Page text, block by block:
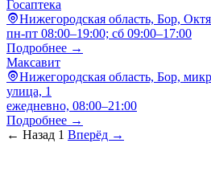
Госаптека
Нижегородская область, Бор,
пн-пт 08:00–19:00; сб 09:00–17:00
Подробнее →
Максавит
Нижегородская область, Бор,
улица, 1
ежедневно, 08:00–21:00
Подробнее →
← Назад 1 Вперёд →